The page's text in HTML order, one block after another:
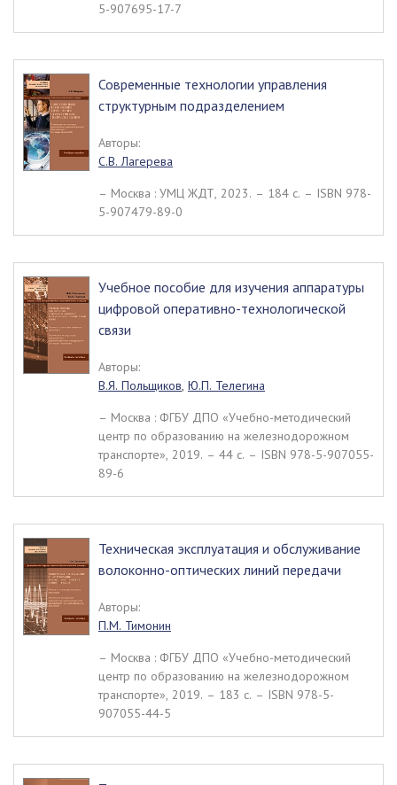
5-907695-17-7
Современные технологии управления
структурным подразделением
Авторы:
С.В. Лагерева
– Москва : УМЦ ЖДТ, 2023. – 184 c. – ISBN 978-
5-907479-89-0
Учебное пособие для изучения аппаратуры
цифровой оперативно-технологической
связи
Авторы:
В.Я. Польщиков, Ю.П. Телегина
– Москва : ФГБУ ДПО «Учебно-методический
центр по образованию на железнодорожном
транспорте», 2019. – 44 c. – ISBN 978-5-907055-
89-6
Техническая эксплуатация и обслуживание
волоконно-оптических линий передачи
Авторы:
П.М. Тимонин
– Москва : ФГБУ ДПО «Учебно-методический
центр по образованию на железнодорожном
транспорте», 2019. – 183 c. – ISBN 978-5-
907055-44-5